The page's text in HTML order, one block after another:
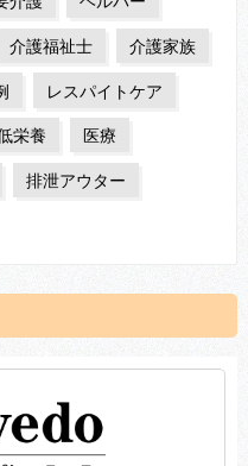
介護福祉士 介護家族
レスパイトケア
栄養 医療
排泄アウター